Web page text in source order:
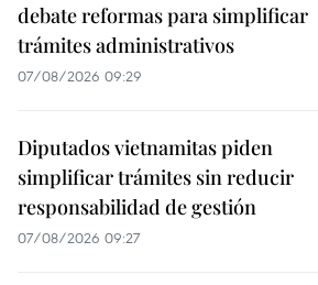
debate reformas para simplificar
trámites administrativos
07/08/2026 09:29
Diputados vietnamitas piden
simplificar trámites sin reducir
responsabilidad de gestión
07/08/2026 09:27